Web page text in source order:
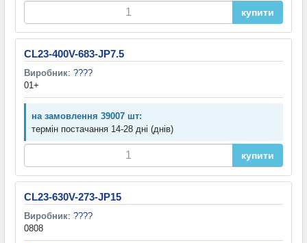
купити
CL23-400V-683-JP7.5
Виробник: ????
01+
на замовлення 39007 шт:
термін постачання 14-28 дні (днів)
купити
CL23-630V-273-JP15
Виробник: ????
0808